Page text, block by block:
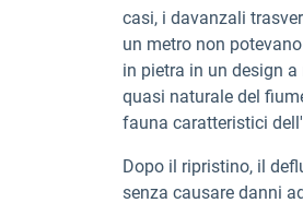
casi, i davanzali
un metro non
in pietra in un design
quasi naturale del
fauna caratteristici
Dopo il ripristino, il
senza causare danni